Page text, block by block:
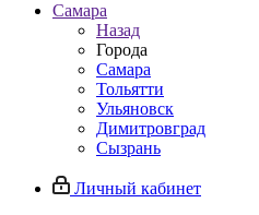
Самара
Назад
Города
Самара
Тольятти
Ульяновск
Димитровград
Сызрань
Личный кабинет